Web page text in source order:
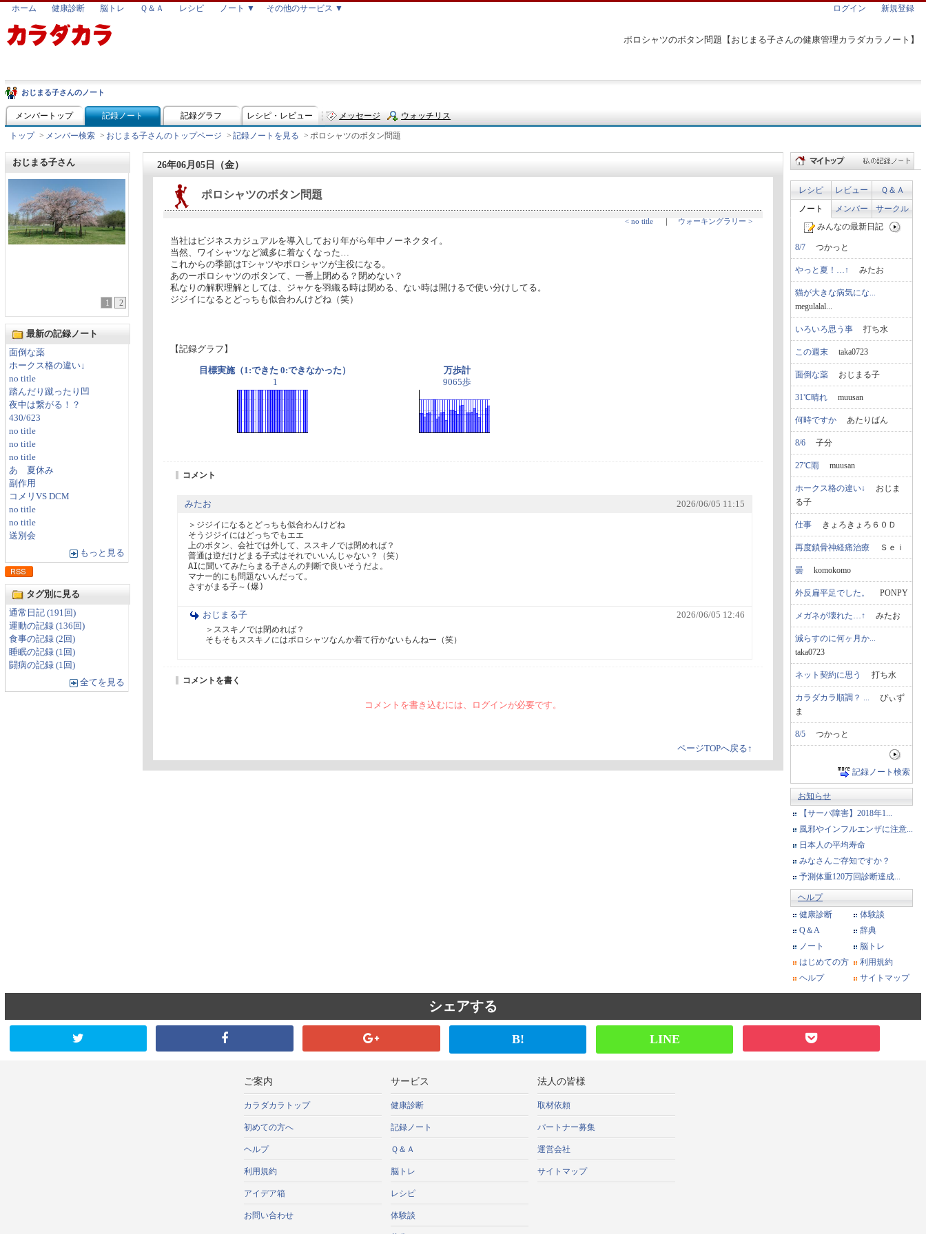
ポロシャツのボタン問題【おじまる子さんの健康管理カラダカラノート】
ホーム 健康診断 脳トレ Ｑ＆Ａ レシピ ノート ▼ その他のサービス ▼ ログイン 新規登録
おじまる子さんのノート
メンバートップ 記録ノート 記録グラフ レシピ・レビュー メッセージ ウォッチリス
トップ > メンバー検索 > おじまる子さんのトップページ > 記録ノートを見る > ポロシャツのボタン問題
おじまる子さん
1 2
最新の記録ノート
面倒な薬
ホークス格の違い↓
no title
踏んだり蹴ったり凹
夜中は繋がる！？
430/623
no title
no title
no title
あゝ夏休み
副作用
コメリVS DCM
no title
no title
送別会
もっと見る
タグ別に見る
通常日記 (191回)
運動の記録 (136回)
食事の記録 (2回)
睡眠の記録 (1回)
闘病の記録 (1回)
全てを見る
26年06月05日（金）
ポロシャツのボタン問題
< no title ｜ ウォーキングラリー >
当社はビジネスカジュアルを導入しており年がら年中ノーネクタイ。
当然、ワイシャツなど滅多に着なくなった…
これからの季節はTシャツやポロシャツが主役になる。
あのーポロシャツのボタンて、一番上閉める？閉めない？
私なりの解釈理解としては、ジャケを羽織る時は閉める、ない時は開けるで使い分けしてる。
ジジイになるとどっちも似合わんけどね（笑）
【記録グラフ】
目標実施（1:できた 0:できなかった）
1
万歩計
9065歩
コメント
みたお 2026/06/05 11:15
＞ジジイになるとどっちも似合わんけどね
そうジジイにはどっちでもエエ
上のボタン、会社では外して、ススキノでは閉めれば？
普通は逆だけどまる子式はそれでいいんじゃない？（笑）
AIに聞いてみたらまる子さんの判断で良いそうだよ。
マナー的にも問題ないんだって。
おじまる子
2026/06/05 12:46
＞ススキノでは閉めれば？
そもそもススキノにはポロシャツなんか着て行かないもんねー（笑）
コメントを書く
コメントを書き込むには、ログインが必要です。
ページTOPへ戻る↑
レシピ レビュー
Ｑ＆Ａ
ノート
メンバー
サークル
みんなの最新日記
8/7 つかっと
やっと夏！…↑ みたお
猫が大きな病気にな...
megulalal...
いろいろ思う事 打ち水
この週末 taka0723
面倒な薬 おじまる子
31℃晴れ muusan
何時ですか あたりばん
8/6 子分
27℃雨 muusan
ホークス格の違い↓ おじま
る子
仕事 きょろきょろ６０Ｄ
再度鎖骨神経痛治療 Ｓｅｉ
曇 komokomo
外反扁平足でした。 PONPY
メガネが壊れた…↑ みたお
減らすのに何ヶ月か...
taka0723
ネット契約に思う 打ち水
カラダカラ順調？ ... ぴぃず
ま
8/5 つかっと
記録ノート検索
お知らせ
【サーバ障害】2018年1...
風邪やインフルエンザに注意...
日本人の平均寿命
みなさんご存知ですか？
予測体重120万回診断達成...
ヘルプ
健康診断
体験談
Q＆A
辞典
ノート
脳トレ
はじめての方
利用規約
ヘルプ
サイトマップ
シェアする
B! LINE
ご案内
カラダカラトップ
初めての方へ
ヘルプ
利用規約
アイデア箱
お問い合わせ
サービス
健康診断
記録ノート
Ｑ＆Ａ
脳トレ
レシピ
体験談
法人の皆様
取材依頼
パートナー募集
運営会社
サイトマップ